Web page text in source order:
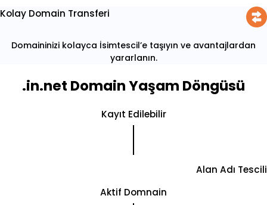
Kolay Domain Transferi
Domaininizi kolayca İsimtescil’e taşıyın ve avantajlardan
yararlanın.
.in.net Domain Yaşam Döngüsü
Kayıt Edilebilir
Alan Adı Tescili
Aktif Domnain